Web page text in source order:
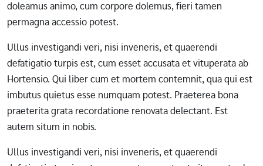
doleamus animo, cum corpore dolemus, fieri tamen
permagna accessio potest.
Ullus investigandi veri, nisi inveneris, et quaerendi
defatigatio turpis est, cum esset accusata et vituperata ab
Hortensio. Qui liber cum et mortem contemnit, qua qui est
imbutus quietus esse numquam potest. Praeterea bona
praeterita grata recordatione renovata delectant. Est
autem situm in nobis.
Ullus investigandi veri, nisi inveneris, et quaerendi